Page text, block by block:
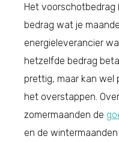
Het voorschotbedrag
bedrag wat je
energieleverancier
hetzelfde bedrag
prettig, maar kan wel
het overstappen.
zomermaanden de
en de